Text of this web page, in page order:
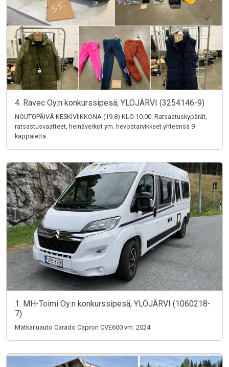
4. Ravec Oy:n konkurssipesä, YLÖJÄRVI (3254146-9)
NOUTOPÄIVÄ KESKIVIIKKONA (19.8) KLO 10.00. Ratsastuskypärät,
ratsastusvaatteet, heinäverkot ym. hevostarvikkeet yhteensä 9
kappaletta
1. MH-Toimi Oy:n konkurssipesä, YLÖJÄRVI (1060218-
7)
Matkailuauto Carado Capron CVE600 vm. 2024